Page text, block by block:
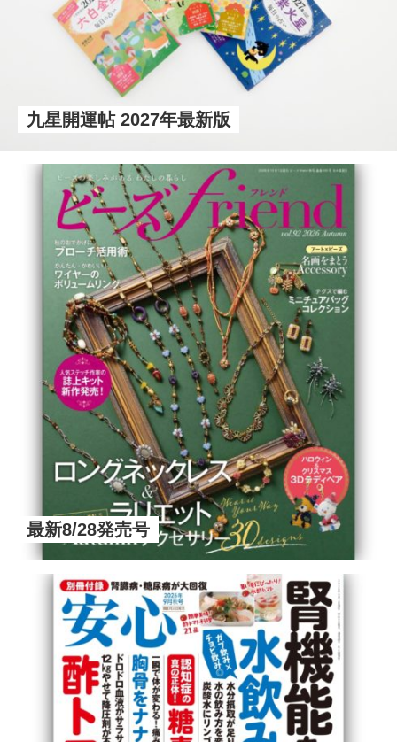
九星開運帖 2027年最新版
最新8/28発売号